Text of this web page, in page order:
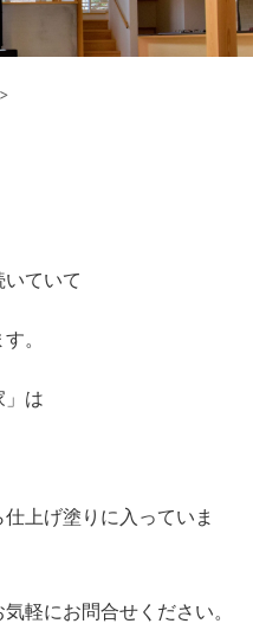
>
ていて
。
」は
上げ塗りに入っていま
軽にお問合せください。